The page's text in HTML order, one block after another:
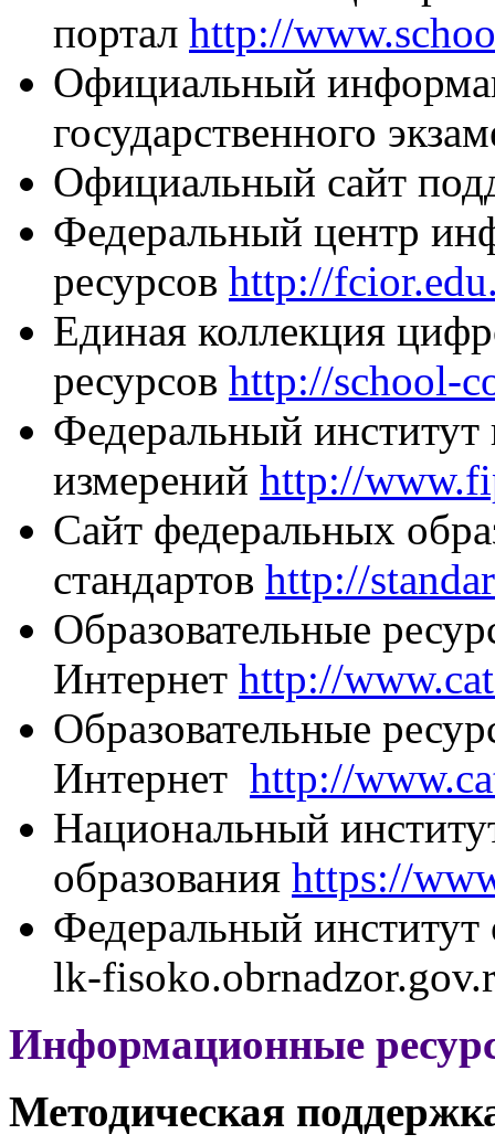
портал http://
Официальный
государственного
Официальный сайт
Федеральный центр
ресурсов http://
Единая коллекция
ресурсов http://
Федеральный институт
измерений http://
Сайт федеральных
стандартов http://
Образовательные
Интернет http://
Образовательные
Интернет http://
Национальный
образования https://
Федеральный институт
lk-
Информационные
Методическая